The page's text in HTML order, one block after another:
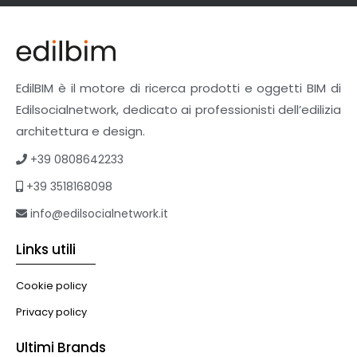
Pavimenti e rivestimenti
Pavimenti industriali
Sistemi giardini pensili
Supporti per esterni
Tetti verdi
eBook
Formazione professionale
Illuminazione
Murature
EdilBIM è il motore di ricerca prodotti e oggetti BIM di
Edilsocialnetwork, dedicato ai professionisti dell’edilizia
architettura e design.
+39 0808642233
+39 3518168098
info@edilsocialnetwork.it
Links utili
Cookie policy
Privacy policy
Ultimi Brands